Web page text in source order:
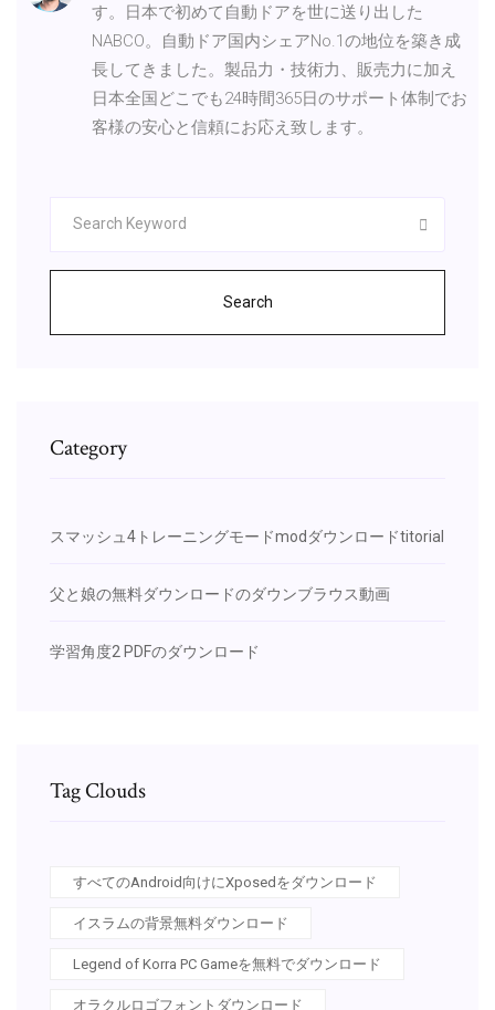
す。日本で初めて自動ドアを世に送り出した
NABCO。自動ドア国内シェアNo.1の地位を築き成
長してきました。製品力・技術力、販売力に加え
日本全国どこでも24時間365日のサポート体制でお
客様の安心と信頼にお応え致します。
Search
Category
スマッシュ4トレーニングモードmodダウンロードtitorial
父と娘の無料ダウンロードのダウンブラウス動画
学習角度2 PDFのダウンロード
Tag Clouds
すべてのAndroid向けにXposedをダウンロード
イスラムの背景無料ダウンロード
Legend of Korra PC Gameを無料でダウンロード
オラクルロゴフォントダウンロード